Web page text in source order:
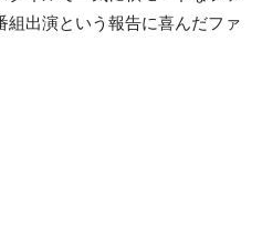
組出演という報告に喜んだファ